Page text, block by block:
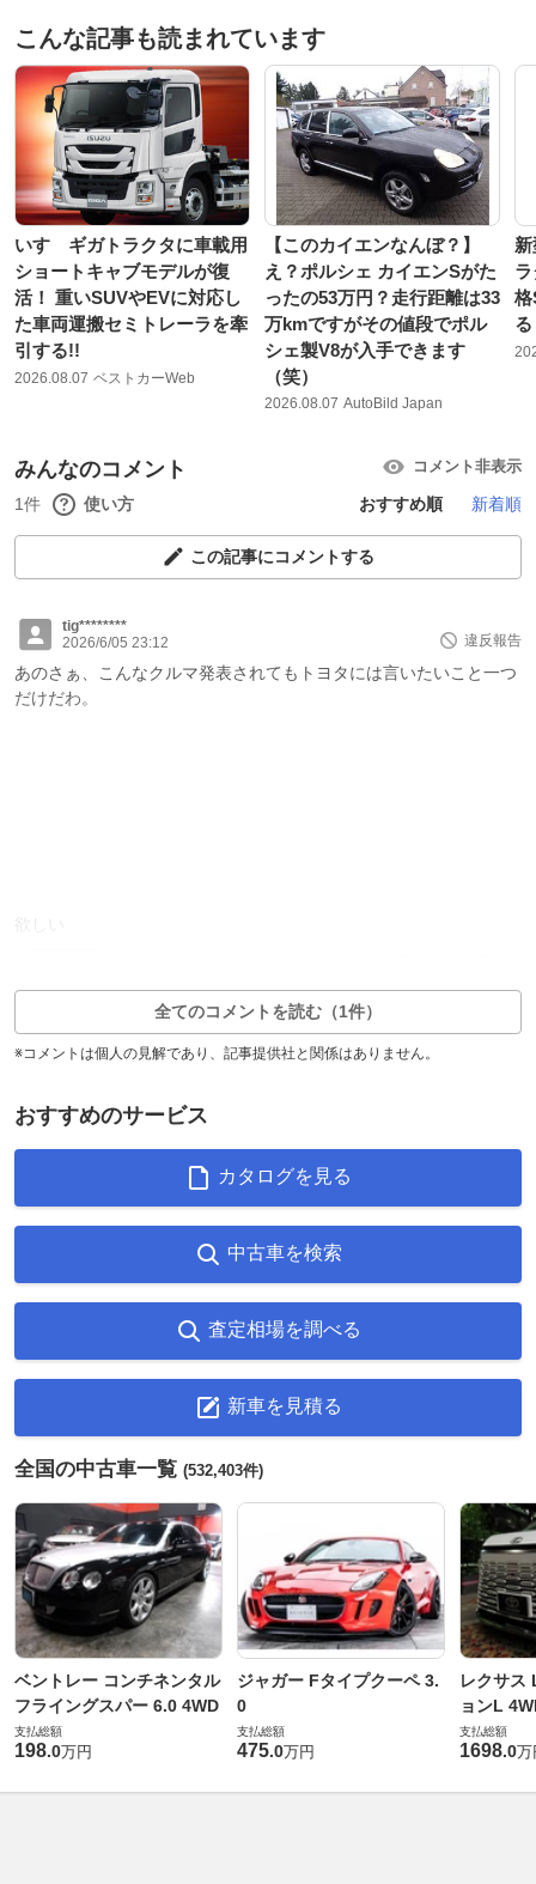
こんな記事も読まれています
いすゞギガトラクタに車載用
ショートキャブモデルが復
活！ 重いSUVやEVに対応し
た車両運搬セミトレーラを牽
引する!!
2026.08.07 ベストカーWeb
【このカイエンなんぼ？】
え？ポルシェ カイエンSがた
ったの53万円？走行距離は33
万kmですがその値段でポル
シェ製V8が入手できます
（笑）
2026.08.07 AutoBild Japan
みんなのコメント コメント非表示
1件 使い方 おすすめ順 新着順
この記事にコメントする
tig********
2026/6/05 23:12
違反報告
あのさぁ、こんなクルマ発表されてもトヨタには言いたいこと一つ
だけだわ。
全てのコメントを読む（1件）
※コメントは個人の見解であり、記事提供社と関係はありません。
おすすめのサービス
カタログを見る
中古車を検索
査定相場を調べる
新車を見積る
全国の中古車一覧 (532,403件)
ベントレー コンチネンタル
フライングスパー 6.0 4WD
支払総額
198.0万円
ジャガー Fタイプクーペ 3.
0
支払総額
475.0万円
レクサス
ョンL
支払総額
1698.0万